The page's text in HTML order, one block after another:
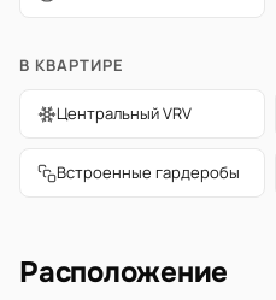
В КВАРТИРЕ
Центральный VRV
Встроенные гардеробы
Расположение